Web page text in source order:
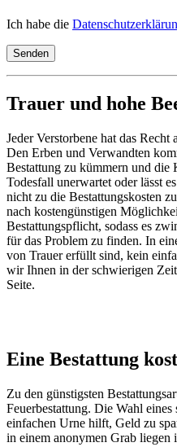
Ich habe die
Trauer und hohe
Jeder Verstorbene hat das
Den Erben und Verwandten
Bestattung zu kümmern und die
Todesfall unerwartet oder lässt
nicht zu die Bestattungskosten
nach kostengünstigen
Bestattungspflicht, sodass es
für das Problem zu finden. In
von Trauer erfüllt sind, kein
wir Ihnen in der schwierigen
Seite.
Eine Bestattung
Zu den günstigsten
Feuerbestattung. Die Wahl
einfachen Urne hilft, Geld zu
in einem anonymen Grab liegen